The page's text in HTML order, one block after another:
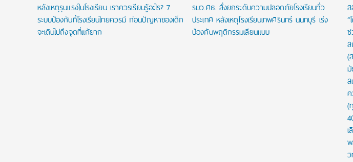
หลังเหตุรุนแรงในโรงเรียน เราควรเรียนรู้อะไร? 7
ระบบป้องกันที่โรงเรียนไทยควรมี ก่อนปัญหาของเด็ก
จะเดินไปถึงจุดที่แก้ยาก
รมว.ศธ. สั่งยกระดับความปลอดภัยโรงเรียนทั่ว
ประเทศ หลังเหตุโรงเรียนเทพศิรินทร์ นนทบุรี เร่ง
ป้องกันพฤติกรรมเลียนแบบ
(
(